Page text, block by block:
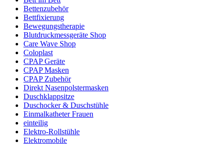
Bettenzubehör
Bettfixierung
Bewegungstherapie
Blutdruckmessgeräte Shop
Care Wave Shop
Coloplast
CPAP Geräte
CPAP Masken
CPAP Zubehör
Direkt Nasenpolstermasken
Duschklappsitze
Duschocker & Duschstühle
Einmalkatheter Frauen
einteilig
Elektro-Rollstühle
Elektromobile